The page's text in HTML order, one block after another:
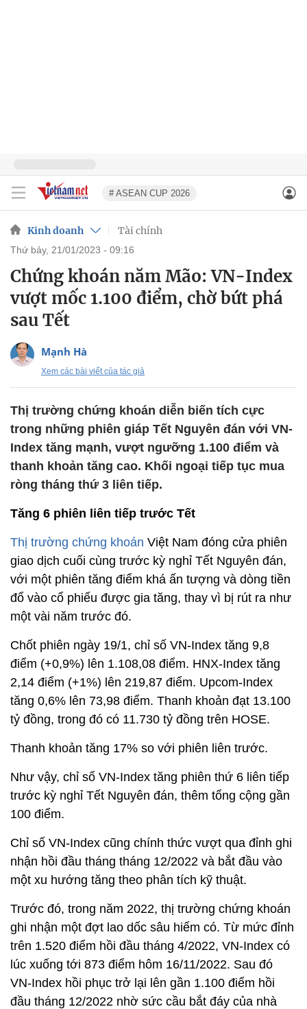
# ASEAN CUP 2026
Kinh doanh Tài chính
thứ bảy, 21/01/2023 - 09:16
Chứng khoán năm Mão: VN-Index
vượt mốc 1.100 điểm, chờ bứt phá
sau Tết
Mạnh Hà
Xem các bài viết của tác giả
Thị trường chứng khoán diễn biến tích cực
trong những phiên giáp Tết Nguyên đán với VN-
Index tăng mạnh, vượt ngưỡng 1.100 điểm và
thanh khoản tăng cao. Khối ngoại tiếp tục mua
ròng tháng thứ 3 liên tiếp.
Tăng 6 phiên liên tiếp trước Tết
Thị trường chứng khoán Việt Nam đóng cửa phiên
giao dịch cuối cùng trước kỳ nghỉ Tết Nguyên đán,
với một phiên tăng điểm khá ấn tượng và dòng tiền
đổ vào cổ phiếu được gia tăng, thay vì bị rút ra như
một vài năm trước đó.
Chốt phiên ngày 19/1, chỉ số VN-Index tăng 9,8
điểm (+0,9%) lên 1.108,08 điểm. HNX-Index tăng
2,14 điểm (+1%) lên 219,87 điểm. Upcom-Index
tăng 0,6% lên 73,98 điểm. Thanh khoản đạt 13.100
tỷ đồng, trong đó có 11.730 tỷ đồng trên HOSE.
Thanh khoản tăng 17% so với phiên liên trước.
Như vậy, chỉ số VN-Index tăng phiên thứ 6 liên tiếp
trước kỳ nghỉ Tết Nguyên đán, thêm tổng cộng gần
100 điểm.
Chỉ số VN-Index cũng chính thức vượt qua đỉnh ghi
nhận hồi đầu tháng tháng 12/2022 và bắt đầu vào
một xu hướng tăng theo phân tích kỹ thuật.
Trước đó, trong năm 2022, thị trường chứng khoán
ghi nhận một đợt lao dốc sâu hiếm có. Từ mức đỉnh
trên 1.520 điểm hồi đầu tháng 4/2022, VN-Index có
lúc xuống tới 873 điểm hôm 16/11/2022. Sau đó
VN-Index hồi phục trở lại lên gần 1.100 điểm hồi
đầu tháng 12/2022 nhờ sức cầu bắt đáy của nhà